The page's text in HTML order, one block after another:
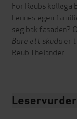
For Reubs kollega
hennes egen
seg bak fasaden?
Bare ett skudder
Reub Thelander.